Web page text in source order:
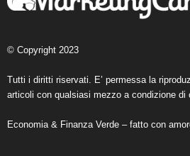
© Copyright 2023
Tutti i diritti riservati. E’ permessa la
articoli con qualsiasi mezzo a condizione di
Economia & Finanza Verde – fatto con